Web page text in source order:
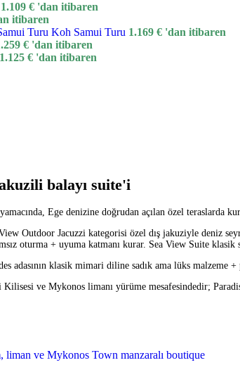
1.109 € 'dan itibaren
itibaren
Koh Samui Turu 1.169 € 'dan itibaren
€ 'dan itibaren
1.125 € 'dan itibaren
balayı suite'i
Ege denizine doğrudan açılan özel teraslarda
Outdoor Jacuzzi kategorisi özel dış jakuziyle deniz
oturma + uyuma katmanı kurar. Sea View Suite klasik
adasının klasik mimari diline sadık ama lüks
ve Mykonos limanı yürüme mesafesindedir;